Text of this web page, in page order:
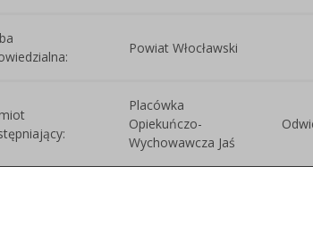
Powiat Włocławski
Placówka
Opiekuńczo-
Wychowawcza Jaś